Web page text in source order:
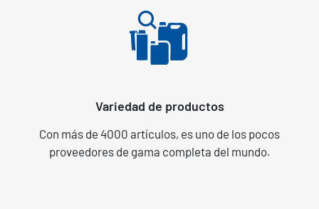
Variedad de productos
Con más de 4000 artículos, es uno de los pocos
proveedores de gama completa del mundo.